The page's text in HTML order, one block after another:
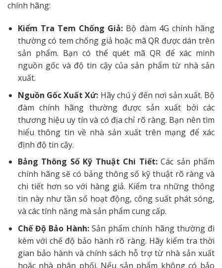
chính hãng:
Kiểm Tra Tem Chống Giả: Bộ đàm 4G chính hãng
thường có tem chống giả hoặc mã QR được dán trên
sản phẩm. Bạn có thể quét mã QR để xác minh
nguồn gốc và độ tin cậy của sản phẩm từ nhà sản
xuất.
Nguồn Gốc Xuất Xứ: Hãy chú ý đến nơi sản xuất. Bộ
đàm chính hãng thường được sản xuất bởi các
thương hiệu uy tín và có địa chỉ rõ ràng. Bạn nên tìm
hiểu thông tin về nhà sản xuất trên mạng để xác
định độ tin cậy.
Bảng Thông Số Kỹ Thuật Chi Tiết:Các sản phẩm
chính hãng sẽ có bảng thông số kỹ thuật rõ ràng và
chi tiết hơn so với hàng giả. Kiểm tra những thông
tin này như tần số hoạt động, công suất phát sóng,
và các tính năng mà sản phẩm cung cấp.
Chế Độ Bảo Hành:Sản phẩm chính hãng thường đi
kèm với chế độ bảo hành rõ ràng. Hãy kiểm tra thời
gian bảo hành và chính sách hỗ trợ từ nhà sản xuất
hoặc nhà phân phối. Nếu sản phẩm không có bảo